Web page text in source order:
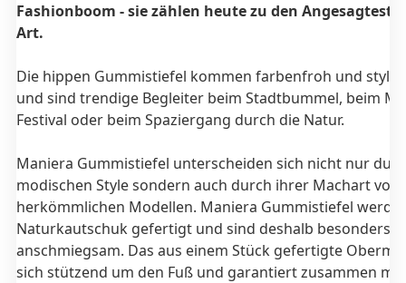
Fashionboom - sie zählen heute zu den
Art.
Die hippen Gummistiefel kommen farbenfroh und
und sind trendige Begleiter beim Stadtbummel, beim
Festival oder beim Spaziergang durch die Natur.
Maniera Gummistiefel unterscheiden sich nicht nur
modischen Style sondern auch durch ihrer Machart von
herkömmlichen Modellen. Maniera Gummistiefel
Naturkautschuk gefertigt und sind deshalb besonders
anschmiegsam. Das aus einem Stück gefertigte
sich stützend um den Fuß und garantiert zusammen